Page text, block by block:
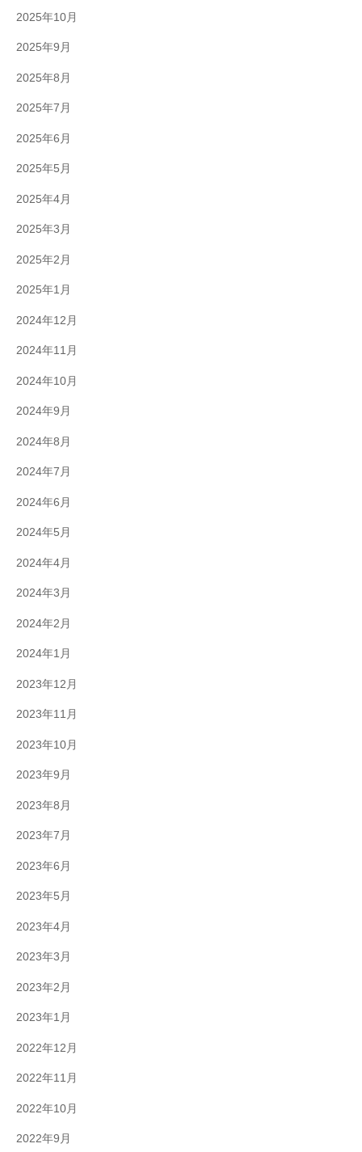
2025年10月
2025年9月
2025年8月
2025年7月
2025年6月
2025年5月
2025年4月
2025年3月
2025年2月
2025年1月
2024年12月
2024年11月
2024年10月
2024年9月
2024年8月
2024年7月
2024年6月
2024年5月
2024年4月
2024年3月
2024年2月
2024年1月
2023年12月
2023年11月
2023年10月
2023年9月
2023年8月
2023年7月
2023年6月
2023年5月
2023年4月
2023年3月
2023年2月
2023年1月
2022年12月
2022年11月
2022年10月
2022年9月